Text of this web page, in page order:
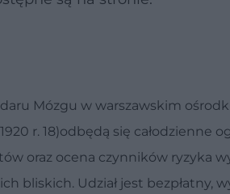
Mózgu w warszawskim
r. 18)odbędą się całodzienne
oraz ocena czynników ryzyka
bliskich. Udział jest bezpłatny,